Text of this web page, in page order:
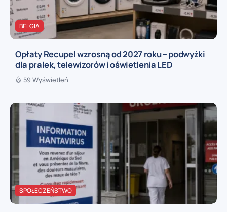
BELGIA
Opłaty Recupel wzrosną od 2027 roku – podwyżki
dla pralek, telewizorów i oświetlenia LED
59 Wyświetleń
SPOŁECZEŃSTWO